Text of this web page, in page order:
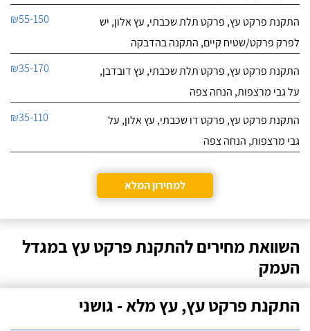
התקנת פרקט עץ, פרקט תלת שכבתי, עץ אלון, יש
לפרק פרקט/שטיח קיים, התקנה בהדבקה
₪55-150
התקנת פרקט עץ, פרקט תלת שכבתי, עץ דובדבן,
על גבי מרצפות, הנחה צפה
₪35-170
התקנת פרקט עץ, פרקט דו שכבתי, עץ אלון, על
גבי מרצפות, הנחה צפה
₪35-110
למחירון המלא
השוואת מחירים להתקנת פרקט עץ במגדל
העמק
התקנת פרקט עץ, עץ מלא - גושני